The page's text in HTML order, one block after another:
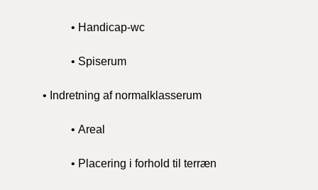
• Handicap-wc
• Spiserum
• Indretning af normalklasserum
• Areal
• Placering i forhold til terræn